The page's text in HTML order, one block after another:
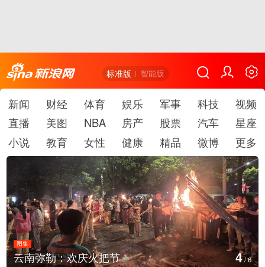
标准版 智能版
新闻 财经 体育 娱乐 军事 科技
视频
直播
美图 NBA 房产 股票 汽车
星座
小说
教育 女性 健康 精品 微博 更多
图集
云南弥勒：欢庆火把节 4/6